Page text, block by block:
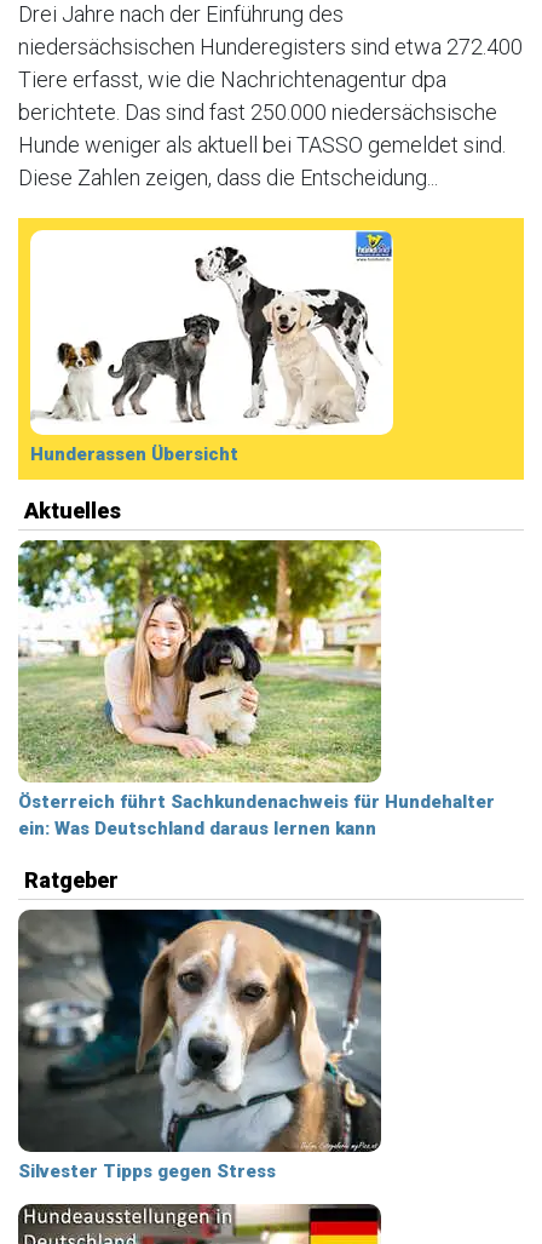
Drei Jahre nach der Einführung des
niedersächsischen Hunderegisters sind etwa 272.400
Tiere erfasst, wie die Nachrichtenagentur dpa
berichtete. Das sind fast 250.000 niedersächsische
Hunde weniger als aktuell bei TASSO gemeldet sind.
Diese Zahlen zeigen, dass die Entscheidung...
Hunderassen Übersicht
Aktuelles
Österreich führt Sachkundenachweis für Hundehalter
ein: Was Deutschland daraus lernen kann
Ratgeber
Silvester Tipps gegen Stress